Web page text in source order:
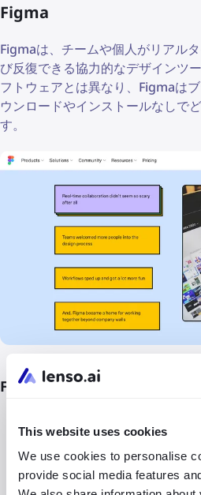
This website uses cookies
We use cookies to personalise
provide social media features
Figma
Figmaは、チームや個人がリアル
び反復できる協力的なデザインツ
フトウェアとは異なり、Figmaは
ウンロードやインストールなしで
す。
Figmaの優れた点は？
デザインファイルで作業し、ラ
うにします。